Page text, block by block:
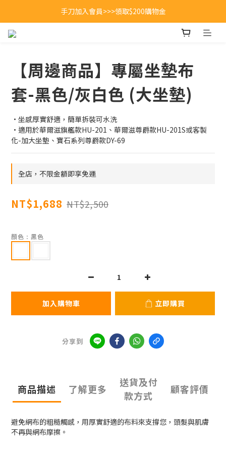
全館不限金額即享超商免費運送 🚚
手刀加入會員>>>領取$200購物金
【周邊商品】專屬坐墊布
套-黑色/灰白色 (大坐墊)
·坐感厚實舒適，簡單拆裝可水洗
·適用於華爾滋旗艦款HU-201、華爾滋尊爵款HU-201S或客製
化-加大坐墊、寶石系列尊爵款DY-69
全店，不限金額即享免運
NT$1,688 NT$2,500
顏色 : 黑色
加入購物車 立即購買
分享到
商品描述 了解更多
送貨及付
款方式
顧客評價
避免網布的粗糙觸感，用厚實舒適的布料來支撐您，頭髮與肌膚
不再與網布摩擦。